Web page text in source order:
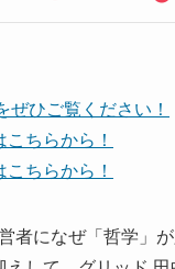
ひご覧ください！
ちらから！
ちらから！
になぜ「哲学」